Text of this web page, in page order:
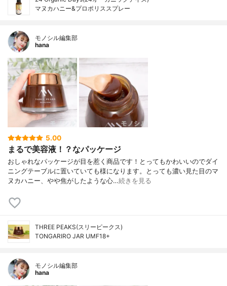
マヌカハニー&プロポリススプレー
モノシル編集部
hana
5.00
まるで美容液！？なパッケージ
おしゃれなパッケージが目を惹く商品です！とってもかわいいのでダイ
ニングテーブルに置いていても様になります。とっても濃い見た目のマ
ヌカハニー、やや焦がしたような心…続きを見る
THREE PEAKS(スリーピークス)
TONGARIRO JAR UMF18+
モノシル編集部
hana